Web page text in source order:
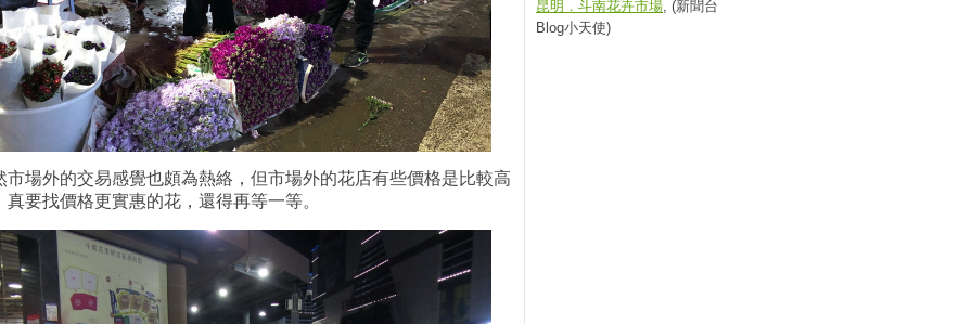
市場外的交易感覺也頗為熱絡，但市場外的花店有些價格是比較高
真要找價格更實惠的花，還得再等一等。
昆明．斗南花卉市場, (新聞台
Blog小天使)